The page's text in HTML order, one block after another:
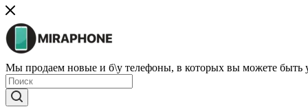
Мы продаем новые и б\у телефоны, в которых вы можете быть